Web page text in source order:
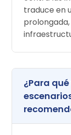
traduce en
¿Para